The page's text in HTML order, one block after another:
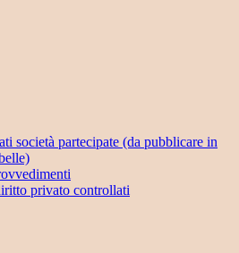
società partecipate (da pubblicare in
privato controllati